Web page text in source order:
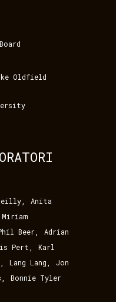
Oldfield
, Anita
Miriam
Beer, Adrian
Pert, Karl
, Lang Lang, Jon
, Bonnie Tyler